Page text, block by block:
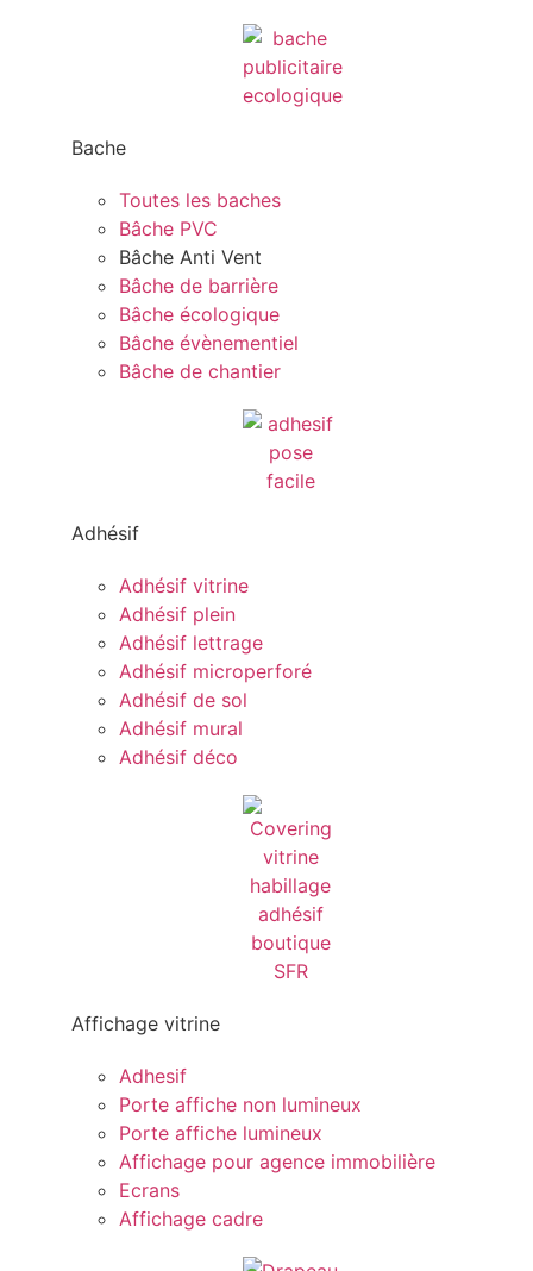
Bache
Toutes les baches
Bâche PVC
Bâche Anti Vent
Bâche de barrière
Bâche écologique
Bâche évènementiel
Bâche de chantier
Adhésif
Adhésif vitrine
Adhésif plein
Adhésif lettrage
Adhésif microperforé
Adhésif de sol
Adhésif mural
Adhésif déco
Affichage vitrine
Adhesif
Porte affiche non lumineux
Porte affiche lumineux
Affichage pour agence immobilière
Ecrans
Affichage cadre